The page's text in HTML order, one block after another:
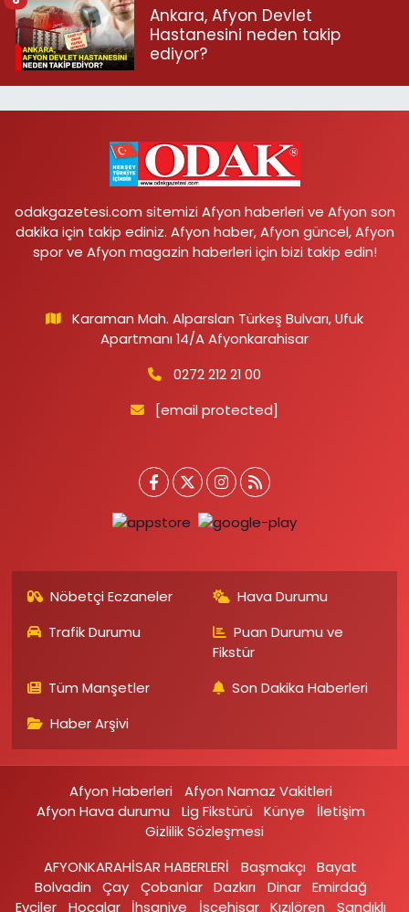
Ankara, Afyon Devlet
Hastanesini neden takip
ediyor?
odakgazetesi.com sitemizi Afyon haberleri ve Afyon son
dakika için takip ediniz. Afyon haber, Afyon güncel, Afyon
spor ve Afyon magazin haberleri için bizi takip edin!
Karaman Mah. Alparslan Türkeş Bulvarı, Ufuk
Apartmanı 14/A Afyonkarahisar
0272 212 21 00
[email protected]
Nöbetçi Eczaneler
Hava Durumu
Trafik Durumu
Puan Durumu ve
Fikstür
Tüm Manşetler
Son Dakika Haberleri
Haber Arşivi
Afyon Haberleri
Afyon Namaz Vakitleri
Afyon Hava durumu
Lig Fikstürü Künye
İletişim
Gizlilik Sözleşmesi
AFYONKARAHİSAR HABERLERİ
Başmakçı
Bayat
Bolvadin
Çay Çobanlar Dazkırı Dinar Emirdağ‎
Evciler‎
Hocalar İhsaniye‎ İscehisar Kızılören‎ Sandıklı‎